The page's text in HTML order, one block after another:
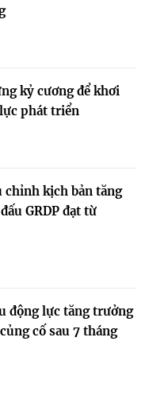
kỷ cương để khơi
phát triển
chỉnh kịch bản tăng
GRDP đạt từ
động lực tăng trưởng
cố sau 7 tháng